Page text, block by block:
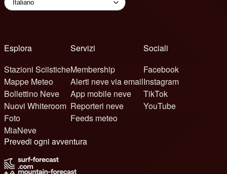
Esplora
Stazioni Sciistiche
Mappe Meteo
Bollettino Neve
Nuovi Whiteroom
Foto
MiaNeve
Servizi
Membership
Alerti neve via email
App mobile neve
Reporteri neve
Feeds meteo
Sociali
Facebook
Instagram
TikTok
YouTube
Prevedi ogni avventura